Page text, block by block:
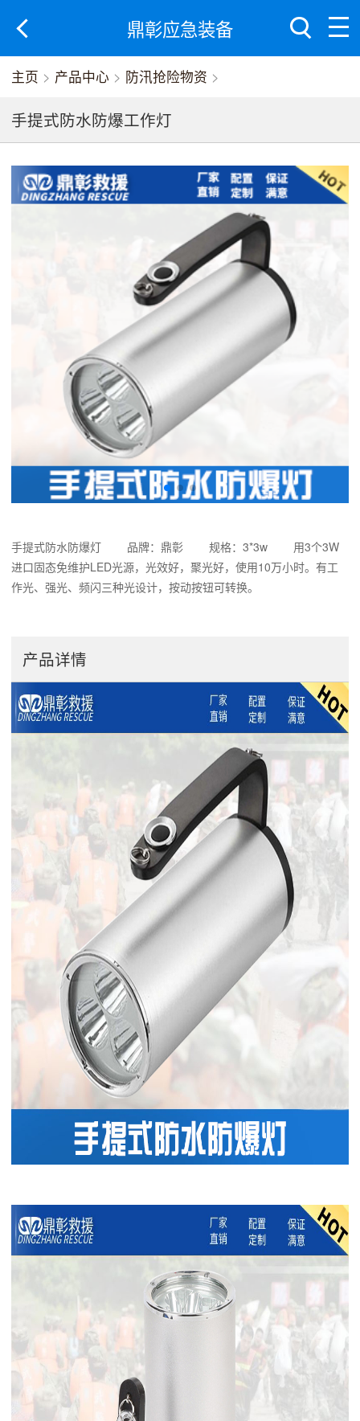
鼎彰应急装备
主页 > 产品中心 > 防汛抢险物资 >
手提式防水防爆工作灯
手提式防水防爆灯 品牌：鼎彰 规格：3*3w 用3个3W
进口固态免维护LED光源，光效好，聚光好，使用10万小时。有工
作光、强光、频闪三种光设计，按动按钮可转换。
产品详情